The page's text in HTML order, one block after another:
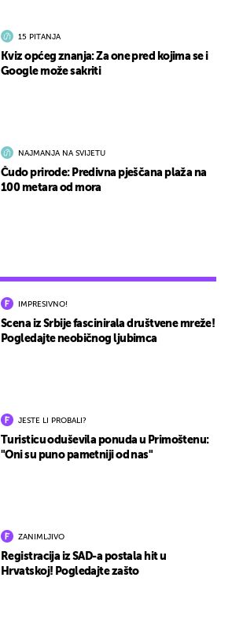
IMPRESIVNO!
Scena iz Srbije fascinirala društvene mreže!
Pogledajte neobičnog ljubimca
JESTE LI PROBALI?
Turisticu oduševila ponuda u Primoštenu:
"Oni su puno pametniji od nas"
ZANIMLJIVO
Registracija iz SAD-a postala hit u
Hrvatskoj! Pogledajte zašto
15 PITANJA
Kviz općeg znanja: Za one pred kojima se i
Google može sakriti
NAJMANJA NA SVIJETU
Čudo prirode: Predivna pješčana plaža na
100 metara od mora